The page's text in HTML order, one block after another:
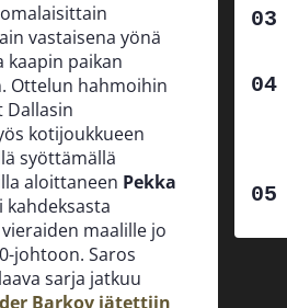
vastaisena yönä
kaapin paikan
Ottelun hahmoihin
kotijoukkueen
syöttämällä
aloittaneen Pekka
maalille jo
johtoon. Saros
sarja jatkuu
Barkov jätettiin